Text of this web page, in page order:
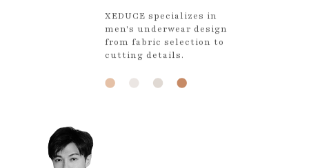
XEDUCE specializes in
men's underwear design
from fabric selection to
cutting details.